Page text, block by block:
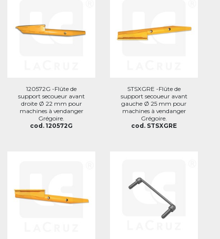
120572G -Flûte de
support secoueur avant
droite Ø 22 mm pour
machines à vendanger
Grégoire.
cod. 120572G
STSXGRE -Flûte de
support secoueur avant
gauche Ø 25 mm pour
machines à vendanger
Grégoire.
cod. STSXGRE